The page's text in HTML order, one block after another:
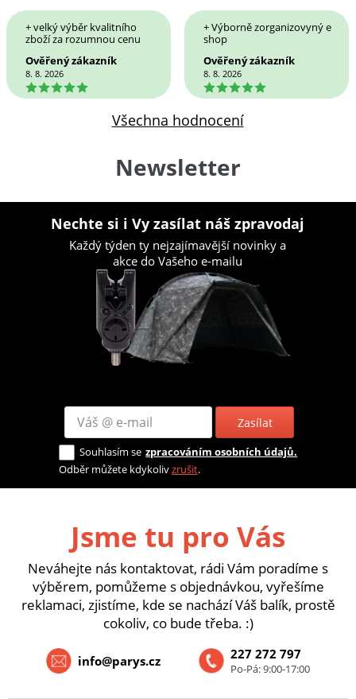
+ velký výběr kvalitního
zboží za rozumnou cenu
Ověřený zákazník
8. 8. 2026
5
+ Výborně zorganizovyný e
shop
Ověřený zákazník
8. 8. 2026
5
Všechna hodnocení
Newsletter
Nechte si i Vy zasílat náš zpravodaj
Každý týden ty nejzajímavější novinky a
akce do Vašeho e-mailu
Zasílat
Souhlasím se zpracováním osobních údajů.
Odběr můžete kdykolivzrušit.
Jsme tu pro Vás
Neváhejte nás kontaktovat, rádi Vám poradíme s
výběrem, pomůžeme s objednávkou, vyřešíme
reklamaci, zjistíme, kde se nachází Váš balík, prostě
cokoliv, co bude třeba. :)
227 272 797
Po-Pá: 9:00-17:00
info@parys.cz